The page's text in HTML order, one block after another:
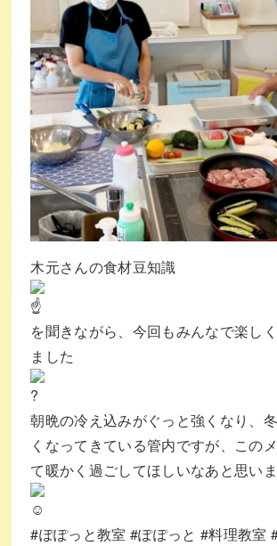
木元さんの食材豆知識
を聞きながら、今回もみんなで楽し
ました
朝晩の冷え込みがぐっと強くなり、
くなってきている管内ですが、この
て暖かく過ごしてほしいなあと思い
#ぽぽっと教室 #ぽぽっと #料理教室